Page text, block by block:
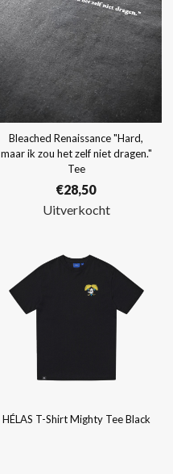
Bleached Renaissance "Hard,
maar ik zou het zelf niet dragen."
Tee
€28,50
Uitverkocht
HÉLAS T-Shirt Mighty Tee Black